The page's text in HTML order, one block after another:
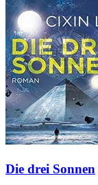
Die drei Sonnen